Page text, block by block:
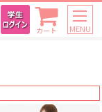
カート MENU